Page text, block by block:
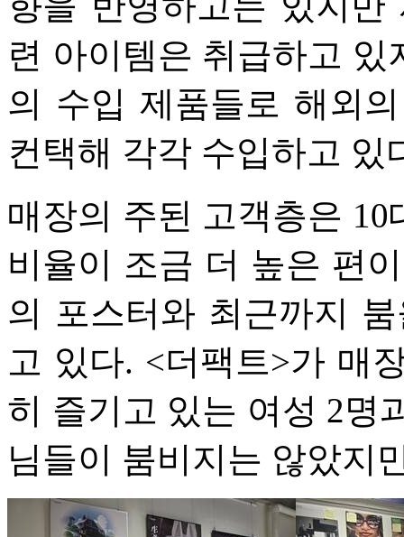
련 아이템은 취급하고
의 수입 제품들로 해외
컨택해 각각 수입하고 있
매장의 주된 고객층은
비율이 조금 더 높은 편
의 포스터와 최근까지
고 있다. <더팩트>가 매
히 즐기고 있는 여성 2명
님들이 붐비지는 않았지